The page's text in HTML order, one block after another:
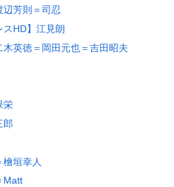
辺芳則＝司忍
スHD】江見朗
木英徳＝岡田元也＝吉田昭夫
栄
郎
檜垣幸人
Matt